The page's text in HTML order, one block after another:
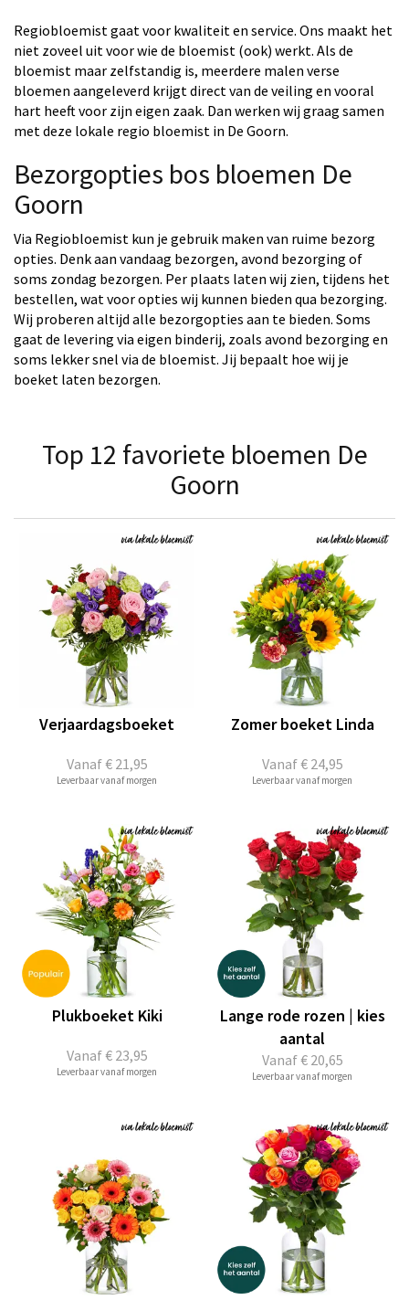
Regiobloemist gaat voor kwaliteit en service. Ons maakt het
niet zoveel uit voor wie de bloemist (ook) werkt. Als de
bloemist maar zelfstandig is, meerdere malen verse
bloemen aangeleverd krijgt direct van de veiling en vooral
hart heeft voor zijn eigen zaak. Dan werken wij graag samen
met deze lokale regio bloemist in De Goorn.
Bezorgopties bos bloemen De
Goorn
Via Regiobloemist kun je gebruik maken van ruime bezorg
opties. Denk aan vandaag bezorgen, avond bezorging of
soms zondag bezorgen. Per plaats laten wij zien, tijdens het
bestellen, wat voor opties wij kunnen bieden qua bezorging.
Wij proberen altijd alle bezorgopties aan te bieden. Soms
gaat de levering via eigen binderij, zoals avond bezorging en
soms lekker snel via de bloemist. Jij bepaalt hoe wij je
boeket laten bezorgen.
Top 12 favoriete bloemen De
Goorn
Vanaf€ 21,95
Verjaardagsboeket
Leverbaar vanaf morgen
Vanaf€ 24,95
Zomer boeket Linda
Leverbaar vanaf morgen
Vanaf€ 23,95
Plukboeket Kiki
Leverbaar vanaf morgen
Vanaf€ 20,65
Lange rode rozen | kies
aantal
Leverbaar vanaf morgen